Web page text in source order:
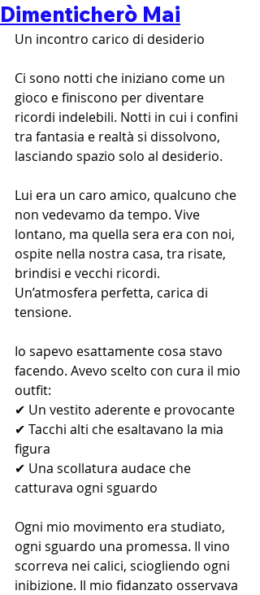
Dimenticherò Mai
Un incontro carico di desiderio
Ci sono notti che iniziano come un
gioco e finiscono per diventare
ricordi indelebili. Notti in cui i confini
tra fantasia e realtà si dissolvono,
lasciando spazio solo al desiderio.
Lui era un caro amico, qualcuno che
non vedevamo da tempo. Vive
lontano, ma quella sera era con noi,
ospite nella nostra casa, tra risate,
brindisi e vecchi ricordi.
Un’atmosfera perfetta, carica di
tensione.
Io sapevo esattamente cosa stavo
facendo. Avevo scelto con cura il mio
outfit:
✔ Un vestito aderente e provocante
✔ Tacchi alti che esaltavano la mia
figura
✔ Una scollatura audace che
catturava ogni sguardo
Ogni mio movimento era studiato,
ogni sguardo una promessa. Il vino
scorreva nei calici, sciogliendo ogni
inibizione. Il mio fidanzato osservava